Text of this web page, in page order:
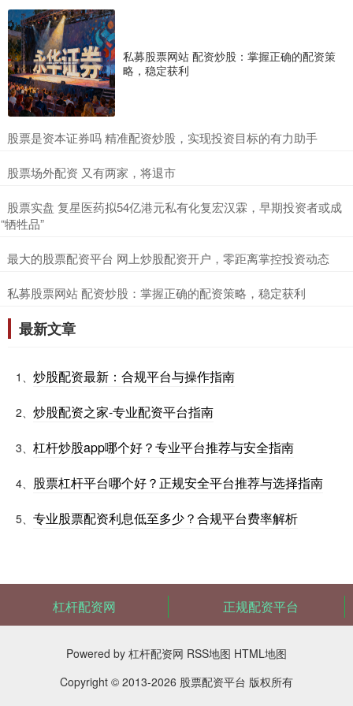
私募股票网站 配资炒股：掌握正确的配资策
略，稳定获利
​股票是资本证券吗 精准配资炒股，实现投资目标的有力助手
​股票场外配资 又有两家，将退市
​股票实盘 复星医药拟54亿港元私有化复宏汉霖，早期投资者或成
“牺牲品”
​最大的股票配资平台 网上炒股配资开户，零距离掌控投资动态
​私募股票网站 配资炒股：掌握正确的配资策略，稳定获利
最新文章
1、 炒股配资最新：合规平台与操作指南
2、 炒股配资之家-专业配资平台指南
3、 杠杆炒股app哪个好？专业平台推荐与安全指南
4、 股票杠杆平台哪个好？正规安全平台推荐与选择指南
5、 专业股票配资利息低至多少？合规平台费率解析
杠杆配资网 正规配资平台
Powered by 杠杆配资网 RSS地图 HTML地图
Copyright © 2013-2026 股票配资平台 版权所有